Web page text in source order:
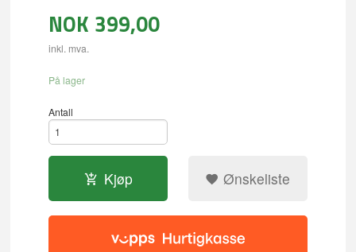
NOK 399,00
inkl. mva.
På lager
Antall
Kjøp Ønskeliste